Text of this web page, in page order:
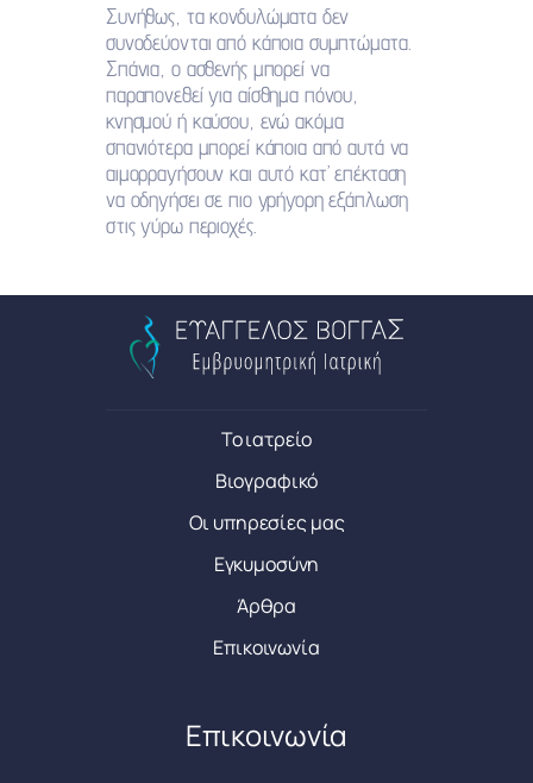
Συνήθως, τα κονδυλώματα δεν
συνοδεύονται από κάποια συμπτώματα.
Σπάνια, ο ασθενής μπορεί να
παραπονεθεί για αίσθημα πόνου,
κνησμού ή καύσου, ενώ ακόμα
σπανιότερα μπορεί κάποια από αυτά να
αιμορραγήσουν και αυτό κατ’ επέκταση
να οδηγήσει σε πιο γρήγορη εξάπλωση
στις γύρω περιοχές.
Το ιατρείο
Βιογραφικό
Οι υπηρεσίες μας
Εγκυμοσύνη
Άρθρα
Επικοινωνία
Επικοινωνία